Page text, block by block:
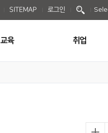
SITEMAP 로그인
교육 취업